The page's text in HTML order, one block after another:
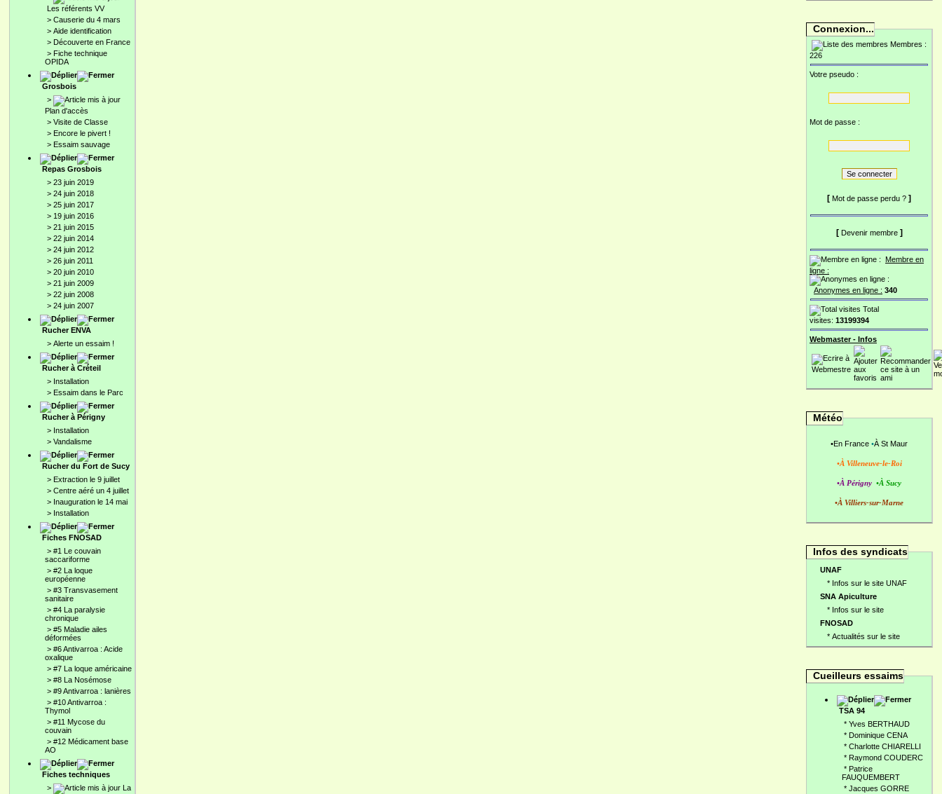
Les référents VV
> Causerie du 4 mars
> Aide identification
> Découverte en France
> Fiche technique
OPIDA
Grosbois
>
Plan d'accès
> Visite de Classe
> Encore le pivert !
> Essaim sauvage
Repas Grosbois
> 23 juin 2019
> 24 juin 2018
> 25 juin 2017
> 19 juin 2016
> 21 juin 2015
> 22 juin 2014
> 24 juin 2012
> 26 juin 2011
> 20 juin 2010
> 21 juin 2009
> 22 juin 2008
> 24 juin 2007
Rucher ENVA
> Alerte un essaim !
Rucher à Créteil
> Installation
> Essaim dans le Parc
Rucher à Périgny
> Installation
> Vandalisme
Rucher du Fort de Sucy
> Extraction le 9 juillet
> Centre aéré un 4 juillet
> Inauguration le 14 mai
> Installation
Fiches FNOSAD
> #1 Le couvain
saccariforme
> #2 La loque
européenne
> #3 Transvasement
sanitaire
> #4 La paralysie
chronique
> #5 Maladie ailes
déformées
> #6 Antivarroa : Acide
oxalique
> #7 La loque américaine
> #8 La Nosémose
> #9 Antivarroa : lanières
> #10 Antivarroa :
Thymol
> #11 Mycose du
couvain
> #12 Médicament base
AO
Fiches techniques
>
La
Connexion...
Membres :
226
Votre pseudo :
Mot de passe :
[ Mot de passe perdu ? ]
[ Devenir membre]
Membre en
ligne :
Anonymes en ligne : 340
Total
visites: 13199394
Webmaster - Infos
Météo
•En France •À St Maur
•À Villeneuve-le-Roi
•À Périgny •À Sucy
•À Villiers-sur-Marne
Infos des syndicats
UNAF
* Infos sur le site UNAF
SNA Apiculture
* Infos sur le site
FNOSAD
* Actualités sur le site
Cueilleurs essaims
TSA 94
* Yves BERTHAUD
* Dominique CENA
* Charlotte CHIARELLI
* Raymond COUDERC
* Patrice
FAUQUEMBERT
* Jacques GORRE